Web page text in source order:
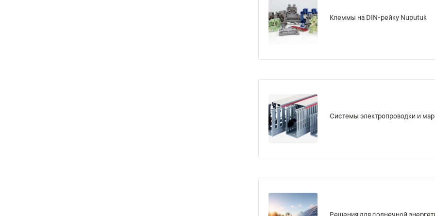
Клеммы на DIN-рейку Nuputuk
Системы электропроводки и